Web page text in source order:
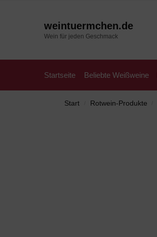
weintuermchen.de
Wein für jeden Geschmack
Startseite Beliebte Weißweine
Start Rotwein-Produkte